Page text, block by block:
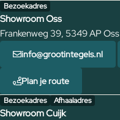
Bezoekadres
Showroom Oss
Frankenweg 39, 5349 AP Oss
info@grootintegels.nl
Plan je route
Bezoekadres Afhaaladres
Showroom Cuijk